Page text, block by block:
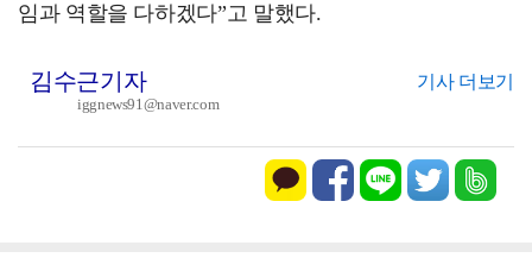
임과 역할을 다하겠다”고 말했다.
김수근기자 기사 더보기
iggnews91@naver.com